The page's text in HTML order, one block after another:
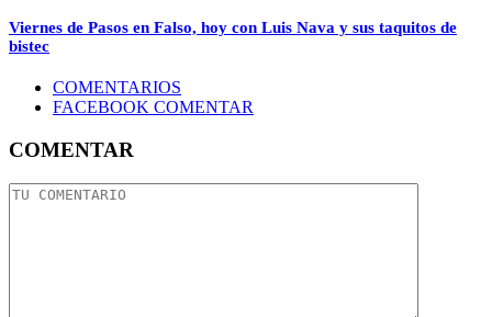
Viernes de Pasos en Falso, hoy con Luis Nava y sus taquitos de
bistec
COMENTARIOS
FACEBOOK COMENTAR
COMENTAR